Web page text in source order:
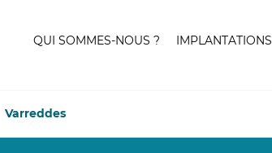
QUI SOMMES-NOUS ? IMPLANTATIONS
Varreddes